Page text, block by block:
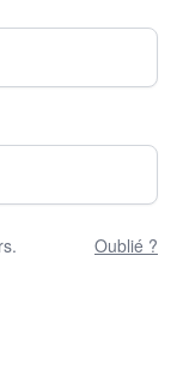
Oublié ?